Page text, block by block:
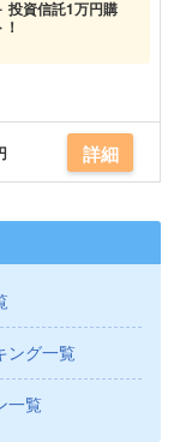
投資信託1万円購
詳細
ング一覧
一覧